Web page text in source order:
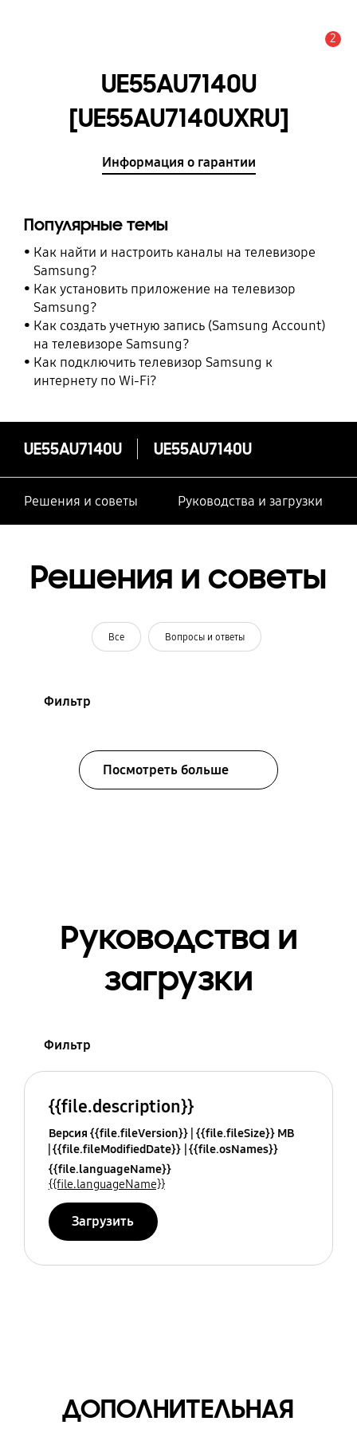
2
UE55AU7140U
[UE55AU7140UXRU]
Информация о гарантии
Популярные темы
Как найти и настроить каналы на телевизоре
Samsung?
Как установить приложение на телевизор
Samsung?
Как создать учетную запись (Samsung Account)
на телевизоре Samsung?
Как подключить телевизор Samsung к
интернету по Wi-Fi?
UE55AU7140U UE55AU7140U
Решения и советы Руководства и загрузки
Решения и советы
Все Вопросы и ответы
Фильтр
Посмотреть больше
Руководства и
загрузки
Фильтр
{{file.description}}
Версия {{file.fileVersion}} {{file.fileSize}} MB
{{file.fileModifiedDate}} {{file.osNames}}
{{file.languageName}}
{{file.languageName}}
Загрузить
ДОПОЛНИТЕЛЬНАЯ